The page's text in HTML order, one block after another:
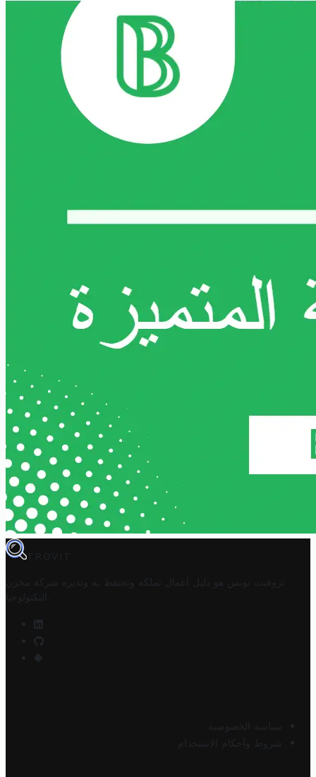
TROVIT
تروفيت تونس هو دليل أعمال تملكه وتحتفظ به وتديره
شركة مخزن
التكنولوجيا
سياسة الخصوصية
شروط وأحكام الاستخدام